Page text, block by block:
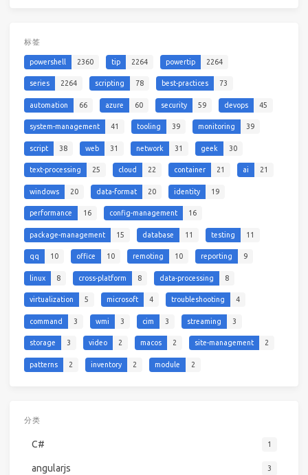
标签
powershell 2360 tip 2264 powertip 2264
series 2264 scripting 78 best-practices 73
automation 66 azure 60 security 59 devops 45
system-management 41 tooling 39 monitoring 39
script 38 web 31 network 31 geek 30
text-processing 25 cloud 22 container 21 ai 21
windows 20 data-format 20 identity 19
performance 16 config-management 16
package-management 15 database 11 testing 11
qq 10 office 10 remoting 10 reporting 9
linux 8 cross-platform 8 data-processing 8
virtualization 5 microsoft 4 troubleshooting 4
command 3 wmi 3 cim 3 streaming 3
storage 3 video 2 macos 2 site-management 2
patterns 2 inventory 2 module 2
分类
C# 1
angularjs 3